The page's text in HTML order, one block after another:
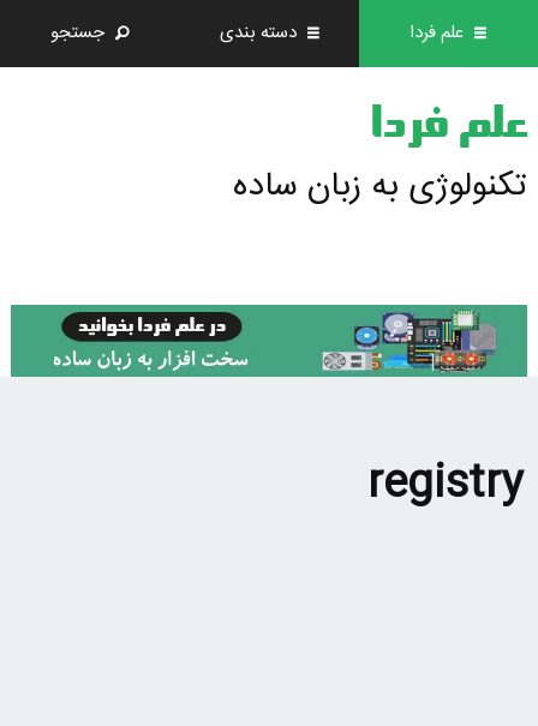
علم فردا دسته بندی جستجو
علم فردا
تکنولوژی به زبان ساده
registry